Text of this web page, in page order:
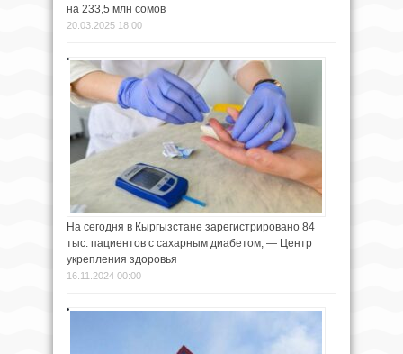
на 233,5 млн сомов
20.03.2025 18:00
На сегодня в Кыргызстане зарегистрировано 84
тыс. пациентов с сахарным диабетом, — Центр
укрепления здоровья
16.11.2024 00:00